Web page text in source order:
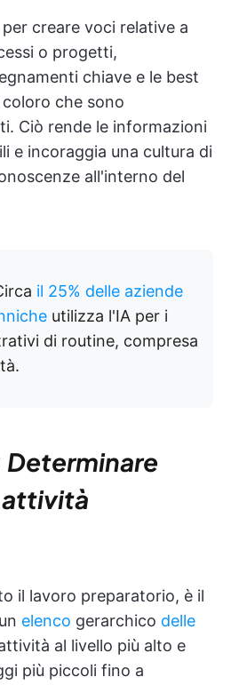
creare voci relative a
o progetti,
chiave e le best
che sono
Ciò rende le informazioni
e incoraggia una cultura di
all'interno del
il 25% delle aziende
utilizza l'IA per i
di routine, compresa
Determinare
il lavoro preparatorio, è il
elenco gerarchico delle
al livello più alto e
più piccoli fino a